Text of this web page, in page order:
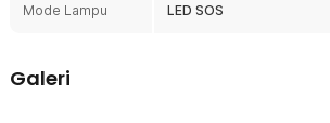
perjalanan jauh.
Kelengkapan Produk
Mode Lampu LED SOS
Galeri